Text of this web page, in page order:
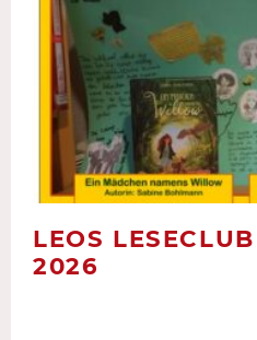
LEOS
2026